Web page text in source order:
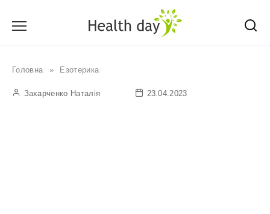
Головна » Езотерика
Захарченко Наталія 23.04.2023